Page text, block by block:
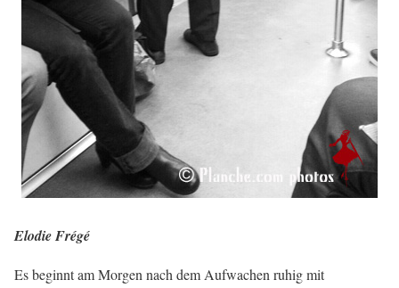
Elodie Frégé
Es beginnt am Morgen nach dem Aufwachen ruhig mit